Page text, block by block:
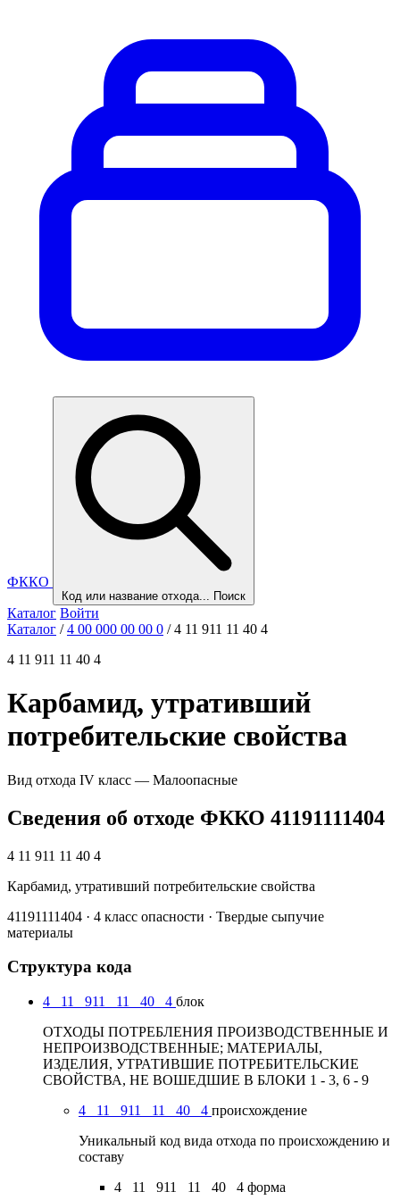
ФККО
Код или название отхода... Поиск
Каталог Войти
Каталог / 4 00 000 00 00 0 / 4 11 911 11 40 4
4 11 911 11 40 4
Карбамид, утративший
потребительские свойства
Вид отхода IV класс — Малоопасные
Сведения об отходе ФККО 41191111404
4 11 911 11 40 4
Карбамид, утративший потребительские свойства
41191111404 · 4 класс опасности · Твердые сыпучие
материалы
Структура кода
4 11 911 11 40 4 блок
ОТХОДЫ ПОТРЕБЛЕНИЯ ПРОИЗВОДСТВЕННЫЕ И
НЕПРОИЗВОДСТВЕННЫЕ; МАТЕРИАЛЫ,
ИЗДЕЛИЯ, УТРАТИВШИЕ ПОТРЕБИТЕЛЬСКИЕ
СВОЙСТВА, НЕ ВОШЕДШИЕ В БЛОКИ 1 - 3, 6 - 9
4
11 911 11 40 4 происхождение
Уникальный код вида отхода по происхождению и
составу
4
11 911 11 40 4 форма